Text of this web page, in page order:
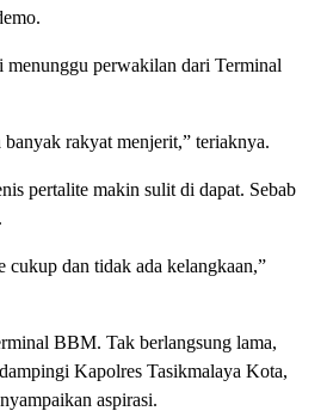
perwakilan dari Terminal
rakyat menjerit,” teriaknya.
pertalite makin sulit di dapat. Sebab
dan tidak ada kelangkaan,”
BBM. Tak berlangsung lama,
Kapolres Tasikmalaya Kota,
aspirasi.